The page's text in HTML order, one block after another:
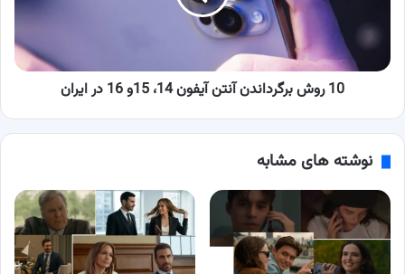
15و
در
10 روش برگرداندن آنتن آیفون 14، 15و 16 در ایران
نوشته های مشابه